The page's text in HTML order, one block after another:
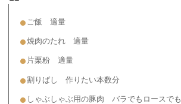
ご飯 適量
焼肉のたれ 適量
片栗粉 適量
割りばし 作りたい本数分
しゃぶしゃぶ用の豚肉 バラでもロースでも